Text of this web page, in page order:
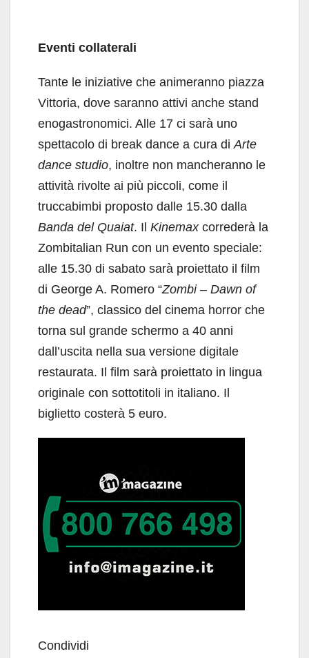
Eventi collaterali
Tante le iniziative che animeranno piazza
Vittoria, dove saranno attivi anche stand
enogastronomici. Alle 17 ci sarà uno
spettacolo di break dance a cura diArte
dance studio, inoltre non mancheranno le
attività rivolte ai più piccoli, come il
truccabimbi proposto dalle 15.30 dalla
Banda del Quaiat. Il Kinemaxcorrederà la
Zombitalian Run con un evento speciale:
alle 15.30 di sabato sarà proiettato il film
di George A. Romero “Zombi – Dawn of
the dead”, classico del cinema horror che
torna sul grande schermo a 40 anni
dall’uscita nella sua versione digitale
restaurata. Il film sarà proiettato in lingua
originale con sottotitoli in italiano. Il
biglietto costerà 5 euro.
Condividi